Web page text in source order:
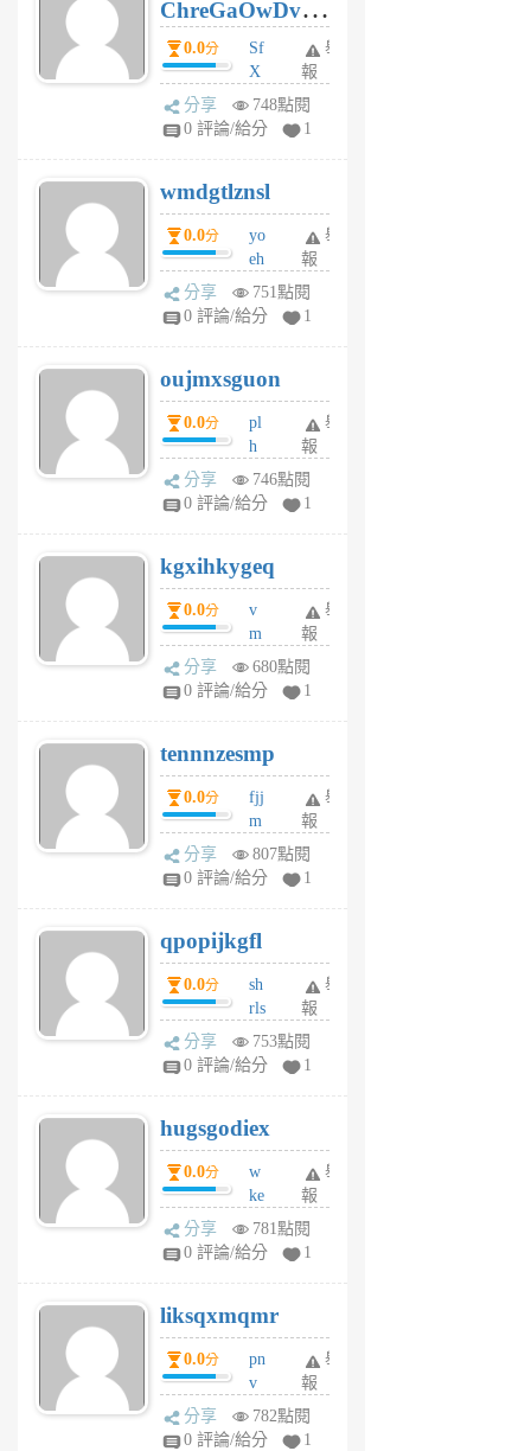
月
前
ChreGaOwDv
dY0.0分
Sf
X
Pe
Jc
R
P
m
v
A
V
個
月
前
舉
報
分享
748點閱
0 評論/給分
1
wmdgtlznsl
0.0分
yo
eh
ld
gy
個
月
前
舉
報
分享
751點閱
0 評論/給分
1
oujmxsguon
0.0分
pl
h
wi
w
6
個
月
前
舉
報
分享
746點閱
0 評論/給分
1
kgxihkygeq
0.0分
v
m
sg
sr
6
個
月
前
舉
報
分享
680點閱
0 評論/給分
1
tennnzesmp
0.0分
fjj
m
w
rs
6
個
月
前
舉
報
分享
807點閱
0 評論/給分
1
qpopijkgfl
0.0分
sh
rls
k
m
6
個
月
前
舉
報
分享
753點閱
0 評論/給分
1
hugsgodiex
0.0分
w
ke
rv
pj
6
個
月
前
舉
報
分享
781點閱
0 評論/給分
1
liksqxmqmr
0.0分
pn
v
wt
sv
舉
報
分享
782點閱
0 評論/給分
1